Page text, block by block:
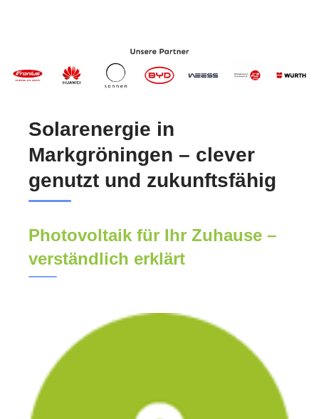
Solarenergie in
Markgröningen – clever
genutzt und zukunftsfähig
Photovoltaik für Ihr Zuhause –
verständlich erklärt